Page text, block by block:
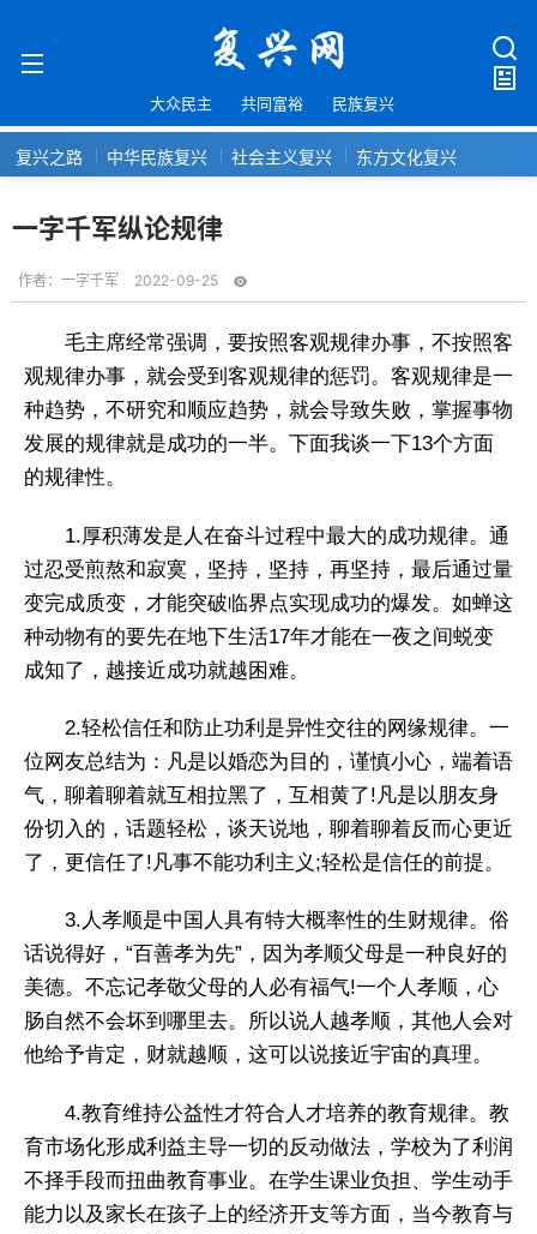
大众民主 共同富裕 民族复兴
复兴之路 中华民族复兴 社会主义复兴 东方文化复兴
一字千军纵论规律
作者： 一字千军 2022-09-25
毛主席经常强调，要按照客观规律办事，不按照客
观规律办事，就会受到客观规律的惩罚。客观规律是一
种趋势，不研究和顺应趋势，就会导致失败，掌握事物
发展的规律就是成功的一半。下面我谈一下13个方面
的规律性。
1.厚积薄发是人在奋斗过程中最大的成功规律。通
过忍受煎熬和寂寞，坚持，坚持，再坚持，最后通过量
变完成质变，才能突破临界点实现成功的爆发。如蝉这
种动物有的要先在地下生活17年才能在一夜之间蜕变
成知了，越接近成功就越困难。
2.轻松信任和防止功利是异性交往的网缘规律。一
位网友总结为：凡是以婚恋为目的，谨慎小心，端着语
气，聊着聊着就互相拉黑了，互相黄了!凡是以朋友身
份切入的，话题轻松，谈天说地，聊着聊着反而心更近
了，更信任了!凡事不能功利主义;轻松是信任的前提。
3.人孝顺是中国人具有特大概率性的生财规律。俗
话说得好，“百善孝为先”，因为孝顺父母是一种良好的
美德。不忘记孝敬父母的人必有福气!一个人孝顺，心
肠自然不会坏到哪里去。所以说人越孝顺，其他人会对
他给予肯定，财就越顺，这可以说接近宇宙的真理。
4.教育维持公益性才符合人才培养的教育规律。教
育市场化形成利益主导一切的反动做法，学校为了利润
不择手段而扭曲教育事业。在学生课业负担、学生动手
能力以及家长在孩子上的经济开支等方面，当今教育与